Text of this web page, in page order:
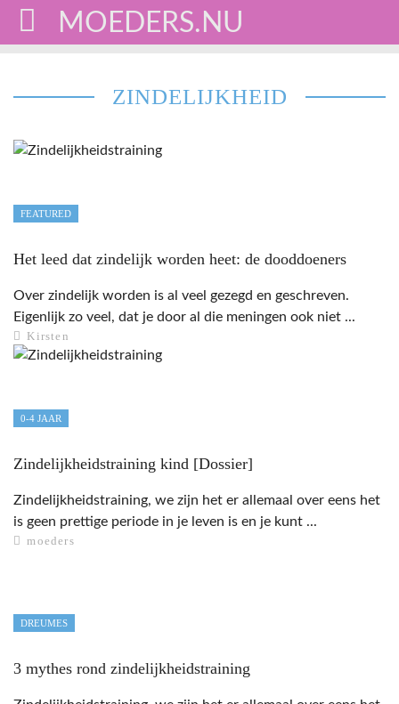
BABY
GEZONDHEID
LIFESTYLE
HUIS & INTERIEUR
EROPUIT
MOEDERS.NU
ZINDELIJKHEID
FEATURED
Het leed dat zindelijk worden heet: de dooddoeners
Over zindelijk worden is al veel gezegd en geschreven.
Eigenlijk zo veel, dat je door al die meningen ook niet ...
Kirsten
0-4 JAAR
Zindelijkheidstraining kind [Dossier]
Zindelijkheidstraining, we zijn het er allemaal over eens het
is geen prettige periode in je leven is en je kunt ...
moeders
DREUMES
3 mythes rond zindelijkheidstraining